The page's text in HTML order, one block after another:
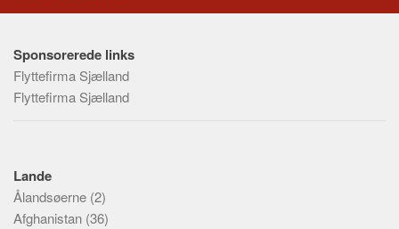
Sponsorerede links
Flyttefirma Sjælland
Flyttefirma Sjælland
Lande
Ålandsøerne (2)
Afghanistan (36)